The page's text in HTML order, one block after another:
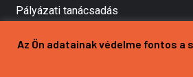
Pályázati tanácsadás
Mezőgazdasági pályázatírás
Az Ön adatainak védelme fontos a